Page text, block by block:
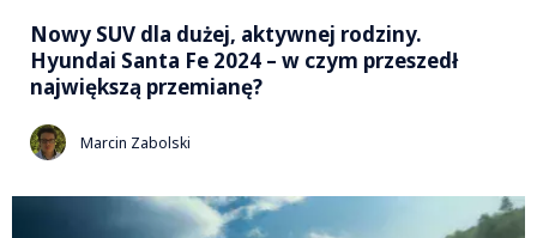
Nowy SUV dla dużej, aktywnej rodziny.
Hyundai Santa Fe 2024 – w czym przeszedł
największą przemianę?
Marcin Zabolski